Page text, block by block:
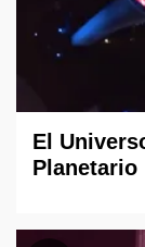
El
Planetario